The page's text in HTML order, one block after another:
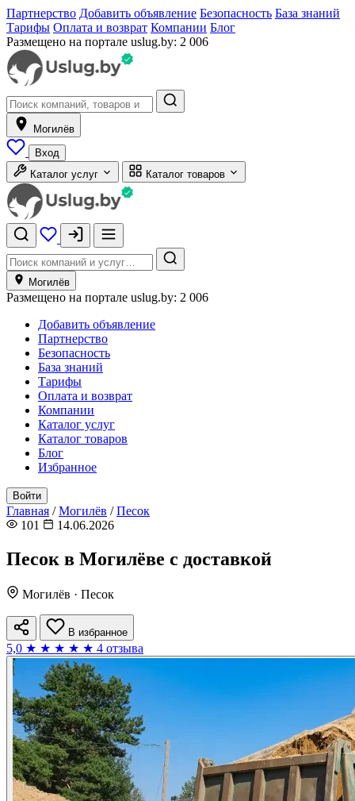
Партнерство Добавить объявление Безопасность База знаний
Тарифы Оплата и возврат Компании Блог
Размещено на портале uslug.by: 2 006
Могилёв
Вход
Каталог услуг
Каталог товаров
Могилёв
Размещено на портале uslug.by: 2 006
Добавить объявление
Партнерство
Безопасность
База знаний
Тарифы
Оплата и возврат
Компании
Каталог услуг
Каталог товаров
Блог
Избранное
Войти
Главная / Могилёв / Песок
101
14.06.2026
Песок в Могилёве с доставкой
Могилёв · Песок
В избранное
5,0 ★ ★ ★ ★ ★ 4 отзыва